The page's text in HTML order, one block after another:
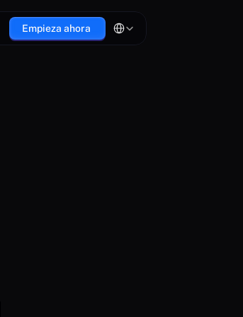
Empieza ahora
Select Language